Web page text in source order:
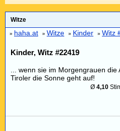
Witze
» haha.at » Witze » Kinder » Witz
Kinder, Witz #22419
... wenn sie im Morgengrauen
Tiroler die Sonne geht auf!
Ø 4,10